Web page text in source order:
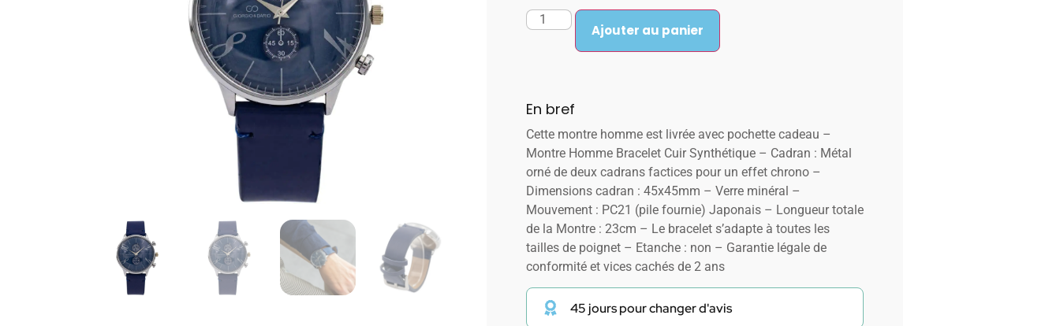
Ajouter au panier
En bref
Cette montre homme est livrée avec pochette cadeau –
Montre Homme Bracelet Cuir Synthétique – Cadran : Métal
orné de deux cadrans factices pour un effet chrono –
Dimensions cadran : 45x45mm – Verre minéral –
Mouvement : PC21 (pile fournie) Japonais – Longueur totale
de la Montre : 23cm – Le bracelet s’adapte à toutes les
tailles de poignet – Etanche : non – Garantie légale de
conformité et vices cachés de 2 ans
45 jours pour changer d'avis